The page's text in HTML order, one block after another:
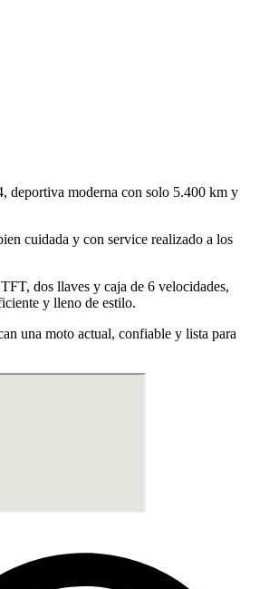
deportiva moderna con solo 5.400 km y
cuidada y con service realizado a los
dos llaves y caja de 6 velocidades,
y lleno de estilo.
una moto actual, confiable y lista para